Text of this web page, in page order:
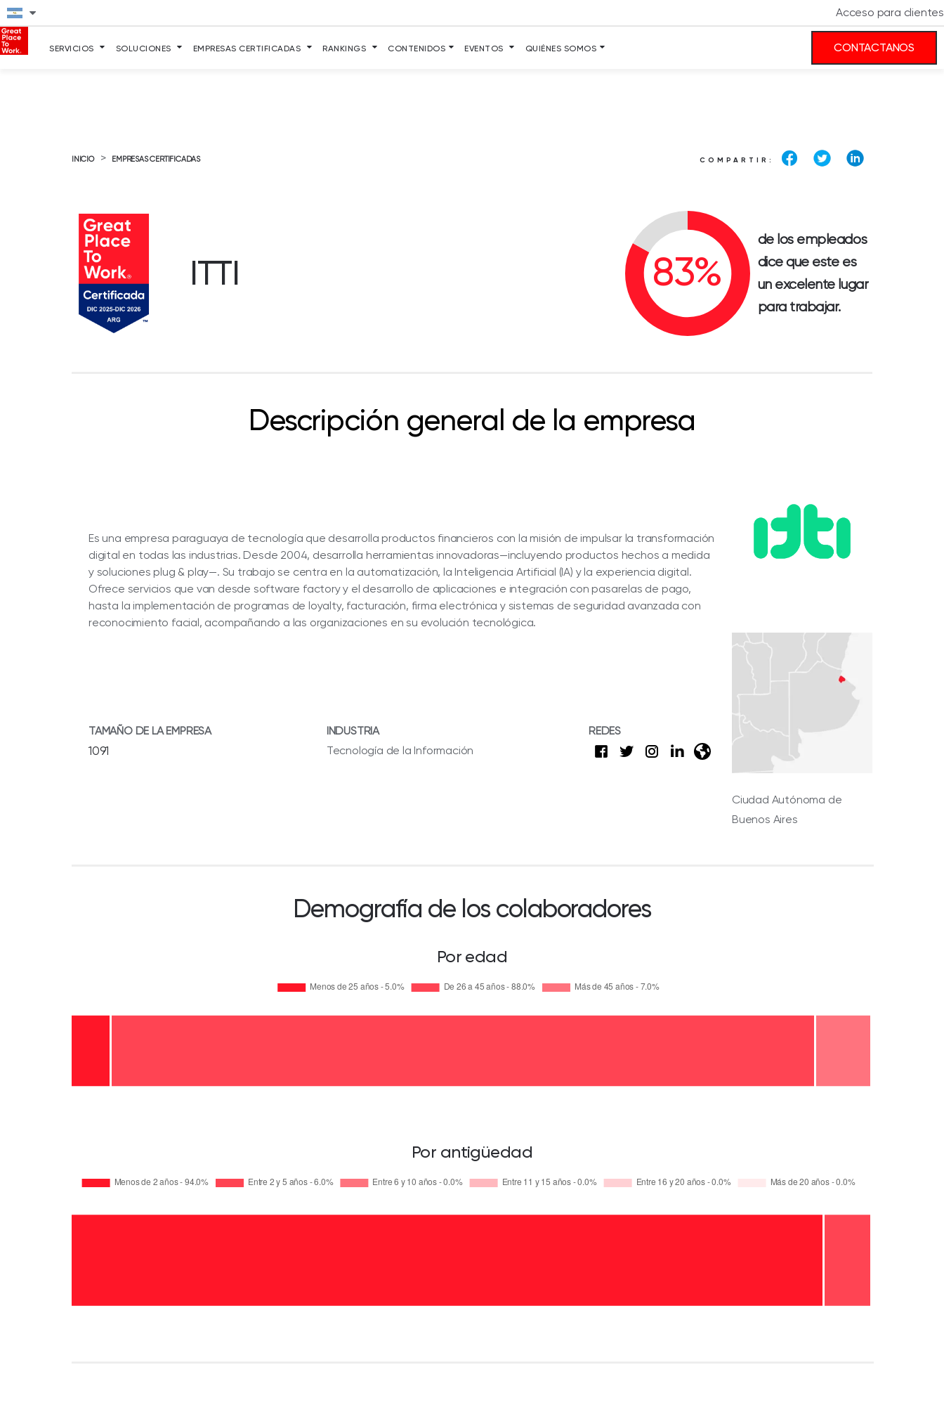
Acceso para clientes
SERVICIOS SOLUCIONES EMPRESAS CERTIFICADAS RANKINGS CONTENIDOS EVENTOS QUIÉNES SOMOS CONTACTANOS
INICIO > EMPRESAS CERTIFICADAS COMPARTIR:
ITTI
de los empleados
dice que este es
un excelente lugar
para trabajar.
Descripción general de la empresa
Es una empresa paraguaya de tecnología que desarrolla productos financieros con la misión de impulsar la transformación
digital en todas las industrias. Desde 2004, desarrolla herramientas innovadoras—incluyendo productos hechos a medida
y soluciones plug & play—. Su trabajo se centra en la automatización, la Inteligencia Artificial (IA) y la experiencia digital.
Ofrece servicios que van desde software factory y el desarrollo de aplicaciones e integración con pasarelas de pago,
hasta la implementación de programas de loyalty, facturación, firma electrónica y sistemas de seguridad avanzada con
reconocimiento facial, acompañando a las organizaciones en su evolución tecnológica.
TAMAÑO DE LA EMPRESA
1091
INDUSTRIA
Tecnología de la Información
REDES
Ciudad Autónoma de
Buenos Aires
Demografía de los colaboradores
Por edad
Por antigüedad